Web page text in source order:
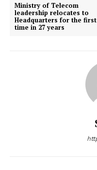
Ministry of Telecom
leadership relocates to
Headquarters for the first
time in 27 years